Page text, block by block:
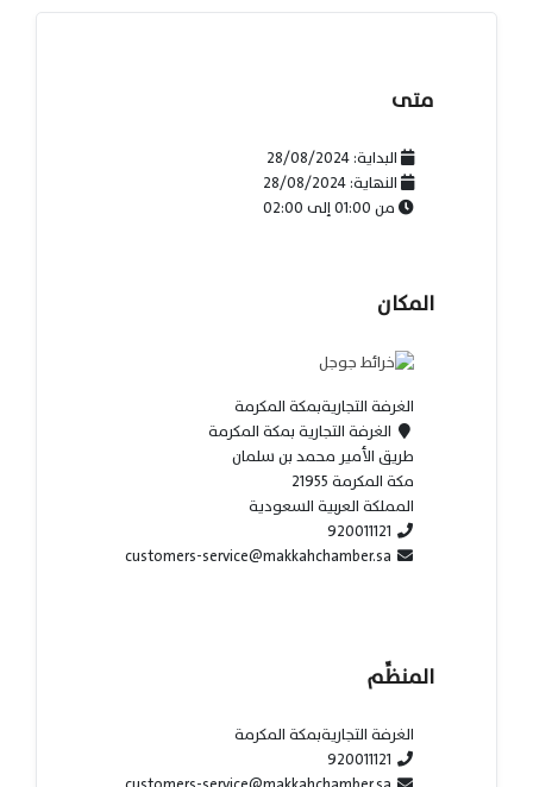
متى
البداية:28/08/2024
النهاية:28/08/2024
من01:00إلى02:00
المكان
الغرفة التجاريةبمكة المكرمة
الغرفة التجارية بمكة المكرمة
طريق الأمير محمد بن سلمان
مكة المكرمة 21955
المملكة العربية السعودية
920011121
customers-service@makkahchamber.sa
المنظِّم
الغرفة التجاريةبمكة المكرمة
920011121